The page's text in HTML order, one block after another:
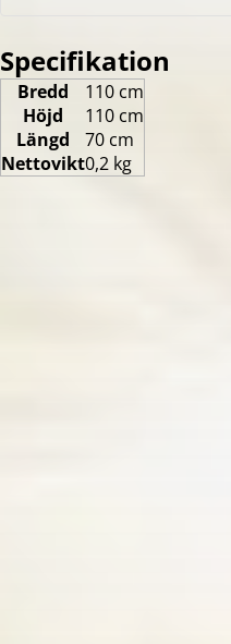
Specifikation
Bredd
110 cm
Höjd
110 cm
Längd
70 cm
Nettovikt0,2 kg